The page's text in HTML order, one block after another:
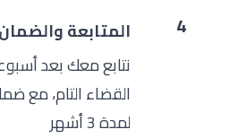
4
المتابعة والضمان
نتابع معك بعد
القضاء التام، مع
لمدة 3 أشهر